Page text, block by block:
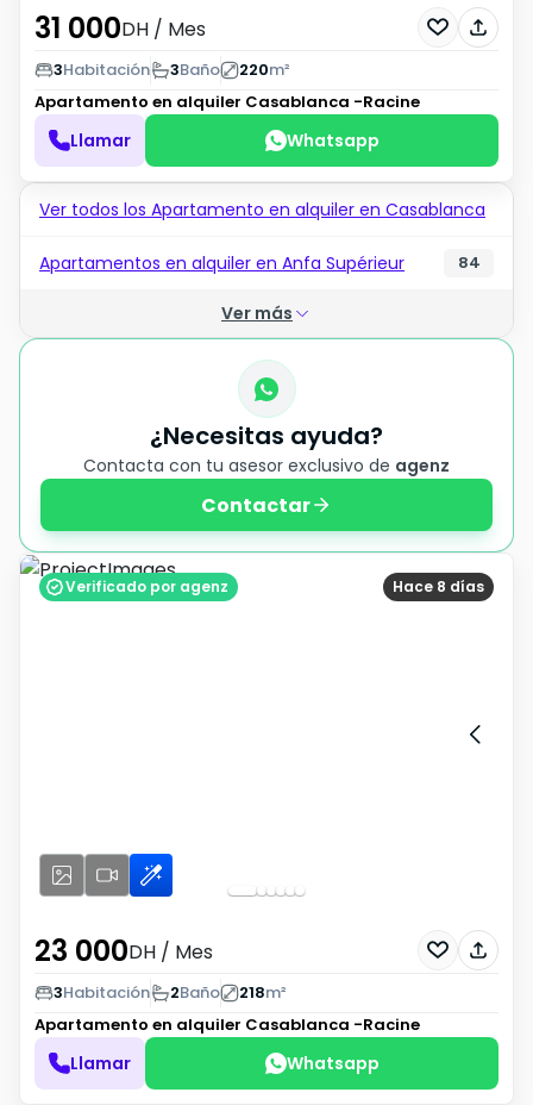
31 000DH / Mes
3Habitación 3Baño 220m²
Apartamento en alquiler Casablanca -Racine
Llamar Whatsapp
Ver todos los Apartamento en alquiler en Casablanca
Apartamentos en alquiler en Anfa Supérieur 84
Ver más
¿Necesitas ayuda?
Contacta con tu asesor exclusivo de agenz
Contactar
Hace 8 días
Verificado por agenz
23 000DH / Mes
3Habitación 2Baño 218m²
Apartamento en alquiler Casablanca -Racine
Llamar Whatsapp